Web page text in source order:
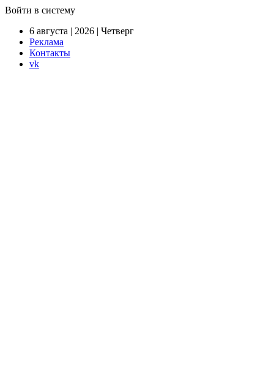
Войти в систему
6 августа | 2026 | Четверг
Реклама
Контакты
vk